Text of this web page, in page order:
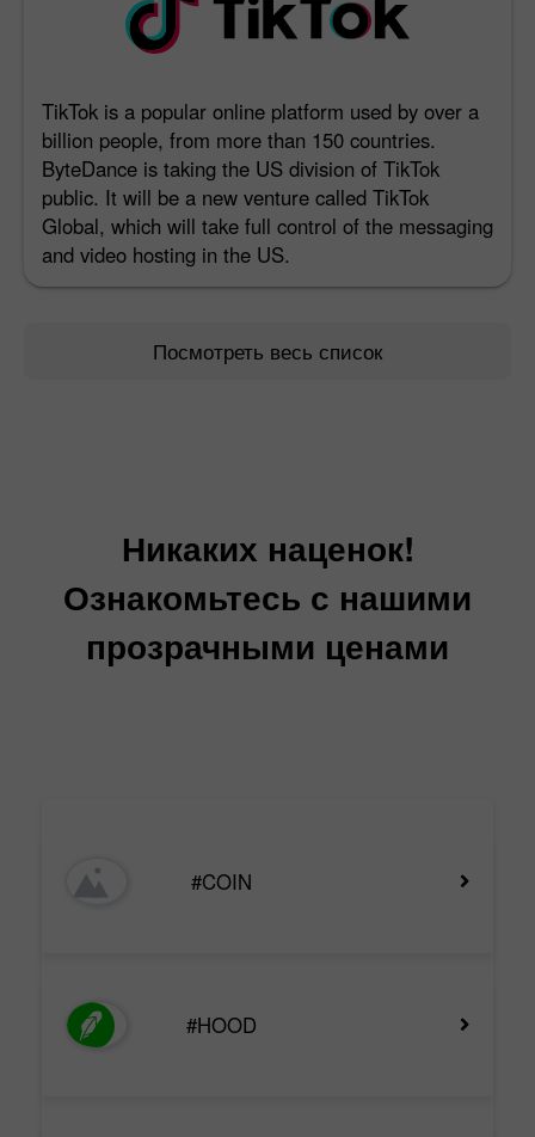
TikTok is a popular online platform used by over a
billion people, from more than 150 countries.
ByteDance is taking the US division of TikTok
public. It will be a new venture called TikTok
Global, which will take full control of the messaging
and video hosting in the US.
Посмотреть весь список
Никаких наценок!
Ознакомьтесь с нашими
прозрачными ценами
#COIN
#HOOD